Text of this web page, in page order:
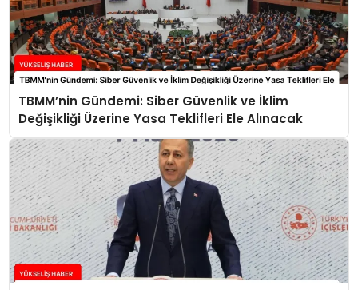
TBMM’nin Gündemi: Siber Güvenlik ve İklim
Değişikliği Üzerine Yasa Teklifleri Ele Alınacak